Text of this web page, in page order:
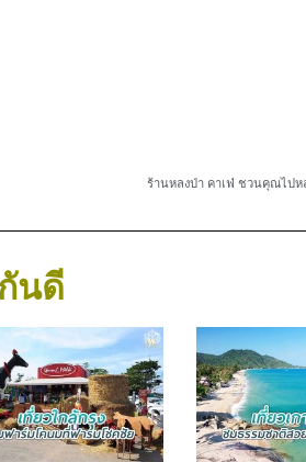
ร้านหลงป่า คาเฟ่ ชวนคุณไปห
นดี